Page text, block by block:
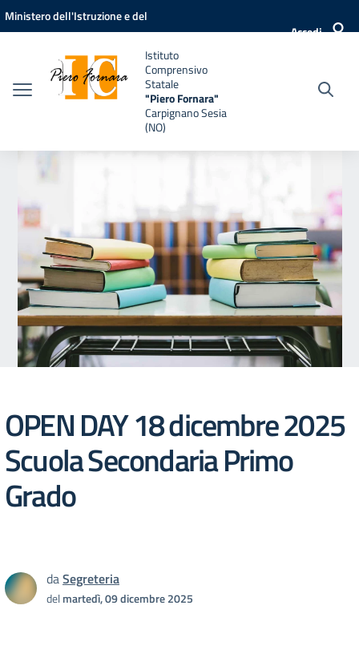
Vai ai contenuti
Vai al menu di navigazione
Vai al footer
Ministero dell'Istruzione e del
Accedi
Istituto
Comprensivo
Statale
"Piero Fornara"
Carpignano Sesia
(NO)
OPEN DAY 18 dicembre 2025
Scuola Secondaria Primo
Grado
daSegreteria
delmartedì, 09 dicembre 2025